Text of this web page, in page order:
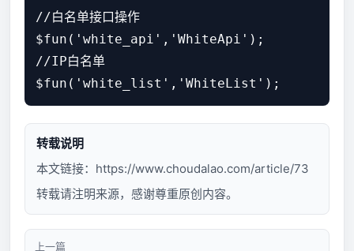
//白名单接口操作
$fun('white_api','WhiteApi');
//IP白名单
转载说明
本文链接： https://www.choudalao.com/article/73
转载请注明来源，感谢尊重原创内容。
上一篇